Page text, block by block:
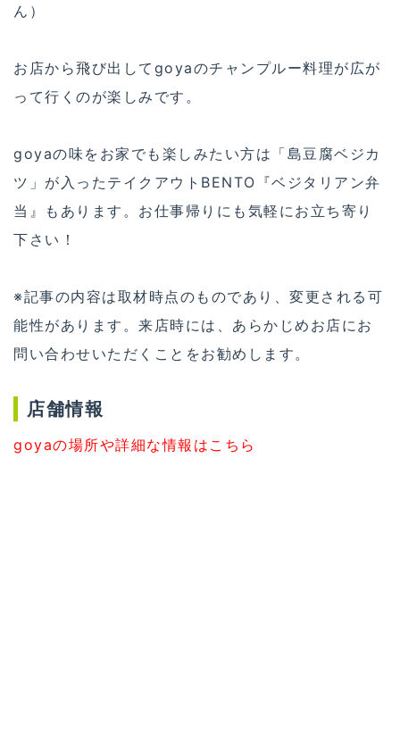
ん）
お店から飛び出してgoyaのチャンプルー料理が広が
って行くのが楽しみです。
goyaの味をお家でも楽しみたい方は「島豆腐ベジカ
ツ」が入ったテイクアウトBENTO『ベジタリアン弁
当』もあります。お仕事帰りにも気軽にお立ち寄り
下さい！
※記事の内容は取材時点のものであり、変更される可
能性があります。来店時には、あらかじめお店にお
問い合わせいただくことをお勧めします。
店舗情報
goyaの場所や詳細な情報はこちら